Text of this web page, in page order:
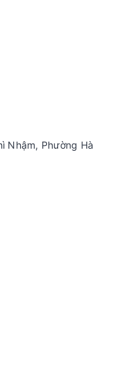
Nhậm, Phường Hà